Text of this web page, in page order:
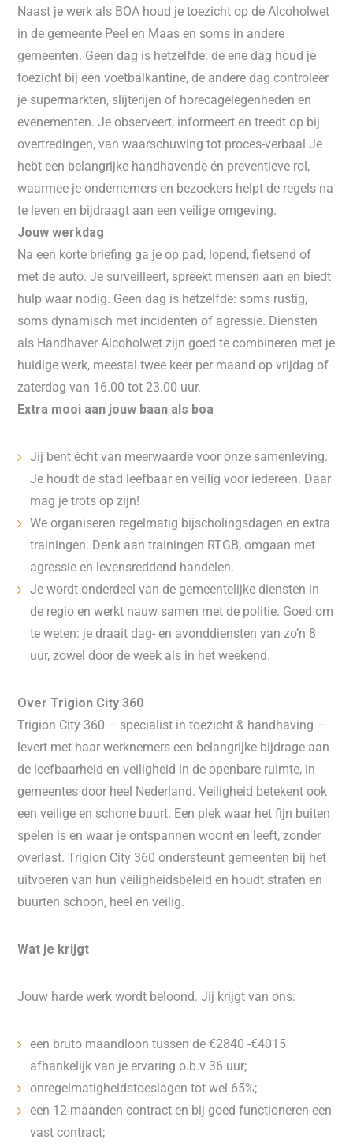
Naast je werk als BOA houd je toezicht op de Alcoholwet
in de gemeente Peel en Maas en soms in andere
gemeenten. Geen dag is hetzelfde: de ene dag houd je
toezicht bij een voetbalkantine, de andere dag controleer
je supermarkten, slijterijen of horecagelegenheden en
evenementen. Je observeert, informeert en treedt op bij
overtredingen, van waarschuwing tot proces-verbaal Je
hebt een belangrijke handhavende én preventieve rol,
waarmee je ondernemers en bezoekers helpt de regels na
te leven en bijdraagt aan een veilige omgeving.
Jouw werkdag
Na een korte briefing ga je op pad, lopend, fietsend of
met de auto. Je surveilleert, spreekt mensen aan en biedt
hulp waar nodig. Geen dag is hetzelfde: soms rustig,
soms dynamisch met incidenten of agressie. Diensten
als Handhaver Alcoholwet zijn goed te combineren met je
huidige werk, meestal twee keer per maand op vrijdag of
zaterdag van 16.00 tot 23.00 uur.
Extra mooi aan jouw baan als boa
Jij bent écht van meerwaarde voor onze samenleving.
Je houdt de stad leefbaar en veilig voor iedereen. Daar
mag je trots op zijn!
We organiseren regelmatig bijscholingsdagen en extra
trainingen. Denk aan trainingen RTGB, omgaan met
agressie en levensreddend handelen.
Je wordt onderdeel van de gemeentelijke diensten in
de regio en werkt nauw samen met de politie. Goed om
te weten: je draait dag- en avonddiensten van zo’n 8
uur, zowel door de week als in het weekend.
Over Trigion City 360
Trigion City 360 – specialist in toezicht & handhaving –
levert met haar werknemers een belangrijke bijdrage aan
de leefbaarheid en veiligheid in de openbare ruimte, in
gemeentes door heel Nederland. Veiligheid betekent ook
een veilige en schone buurt. Een plek waar het fijn buiten
spelen is en waar je ontspannen woont en leeft, zonder
overlast. Trigion City 360 ondersteunt gemeenten bij het
uitvoeren van hun veiligheidsbeleid en houdt straten en
buurten schoon, heel en veilig.
Wat je krijgt
Jouw harde werk wordt beloond. Jij krijgt van ons:
een bruto maandloon tussen de €2840 -€4015
afhankelijk van je ervaring o.b.v 36 uur;
onregelmatigheidstoeslagen tot wel 65%;
een 12 maanden contract en bij goed functioneren een
vast contract;